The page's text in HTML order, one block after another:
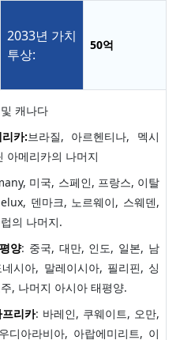
2033년 가치
투상:
50억
캐나다
카:브라질, 아르헨티나, 멕시
아메리카의 나머지
미국, 스페인, 프랑스, 이탈
덴마크, 노르웨이, 스웨덴,
의 나머지.
양: 중국, 대만, 인도, 일본, 남
시아, 말레이시아, 필리핀, 싱
, 나머지 아시아 태평양.
리카: 바레인, 쿠웨이트, 오만,
디아라비아, 아랍에미리트, 이